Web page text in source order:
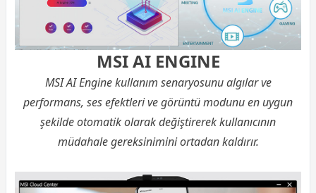
MSI AI ENGINE
MSI AI Engine kullanım senaryosunu algılar ve
performans, ses efektleri ve görüntü modunu en uygun
şekilde otomatik olarak değiştirerek kullanıcının
müdahale gereksinimini ortadan kaldırır.